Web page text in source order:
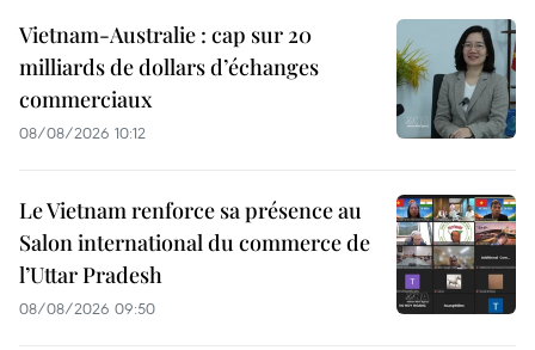
Vietnam-Australie : cap sur 20
milliards de dollars d’échanges
commerciaux
08/08/2026 10:12
Le Vietnam renforce sa présence au
Salon international du commerce de
l’Uttar Pradesh
08/08/2026 09:50